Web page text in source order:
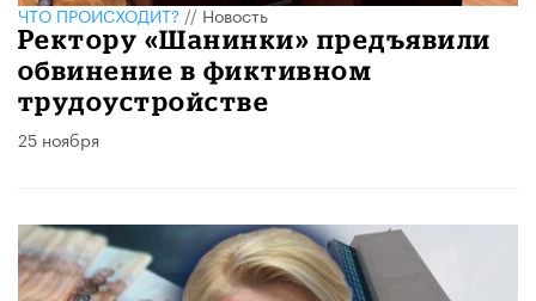
ЧТО ПРОИСХОДИТ?//Новость
Ректору «Шанинки» предъявили
обвинение в фиктивном
трудоустройстве
25 ноября